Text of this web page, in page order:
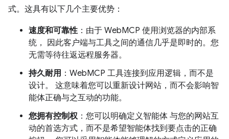
式。这具有以下几个主要优势：
速度和可靠性：由于 WebMCP 使用浏览器的内部系
统， 因此客户端与工具之间的通信几乎是即时的。您
无需等待往返远程服务器。
持久耐用 ：WebMCP 工具连接到应用逻辑，而不是
设计。 这意味着您可以重新设计网站，而不会影响智
能体正确与之互动的功能。
您拥有控制权：您可以明确定义智能体 与您的网站互
动的首选方式，而不是希望智能体找到要点击的正确